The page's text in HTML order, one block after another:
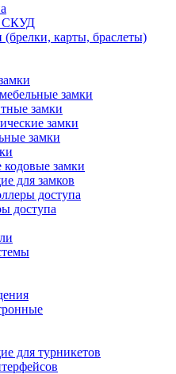
СКУД
карты, браслеты)
замки
замки
замки
замки
замки
для замков
доступа
доступа
для турникетов